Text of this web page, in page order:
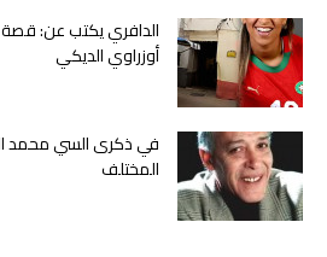
الدافري يكتب عن:
أوزراوي الديكي
في ذكرى السي محمد
المختلف